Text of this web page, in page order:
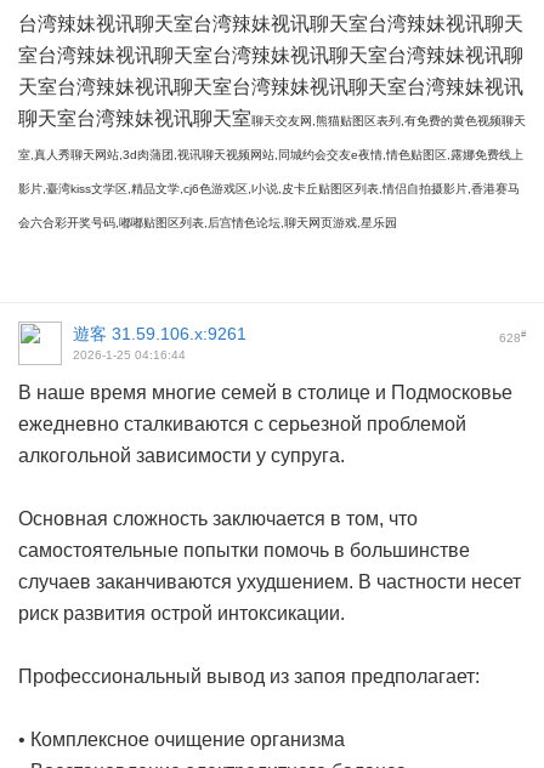
台湾辣妹视讯聊天室台湾辣妹视讯聊天室台湾辣妹视讯聊天
室台湾辣妹视讯聊天室台湾辣妹视讯聊天室台湾辣妹视讯聊
天室台湾辣妹视讯聊天室台湾辣妹视讯聊天室台湾辣妹视讯
聊天室台湾辣妹视讯聊天室聊天交友网,熊猫贴图区表列,有免费的黄色视频聊天
室,真人秀聊天网站,3d肉蒲团,视讯聊天视频网站,同城约会交友e夜情,情色贴图区,露娜免费线上
影片,臺湾kiss文学区,精品文学,cj6色游戏区,l小说,皮卡丘贴图区列表,情侣自拍摄影片,香港赛马
会六合彩开奖号码,嘟嘟贴图区列表,后宫情色论坛,聊天网页游戏,星乐园
628#
遊客 31.59.106.x:9261
2026-1-25 04:16:44
В наше время многие семей в столице и Подмосковье
ежедневно сталкиваются с серьезной проблемой
алкогольной зависимости у супруга.
Основная сложность заключается в том, что
самостоятельные попытки помочь в большинстве
случаев заканчиваются ухудшением. В частности несет
риск развития острой интоксикации.
Профессиональный вывод из запоя предполагает:
• Комплексное очищение организма